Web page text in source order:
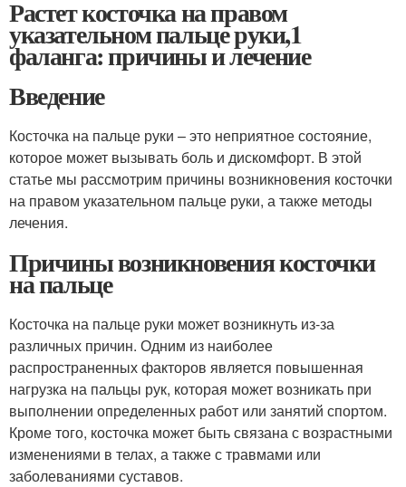
Растет косточка на правом
указательном пальце руки,1
фаланга: причины и лечение
Введение
Косточка на пальце руки – это неприятное состояние,
которое может вызывать боль и дискомфорт. В этой
статье мы рассмотрим причины возникновения косточки
на правом указательном пальце руки, а также методы
лечения.
Причины возникновения косточки
на пальце
Косточка на пальце руки может возникнуть из-за
различных причин. Одним из наиболее
распространенных факторов является повышенная
нагрузка на пальцы рук, которая может возникать при
выполнении определенных работ или занятий спортом.
Кроме того, косточка может быть связана с возрастными
изменениями в телах, а также с травмами или
заболеваниями суставов.